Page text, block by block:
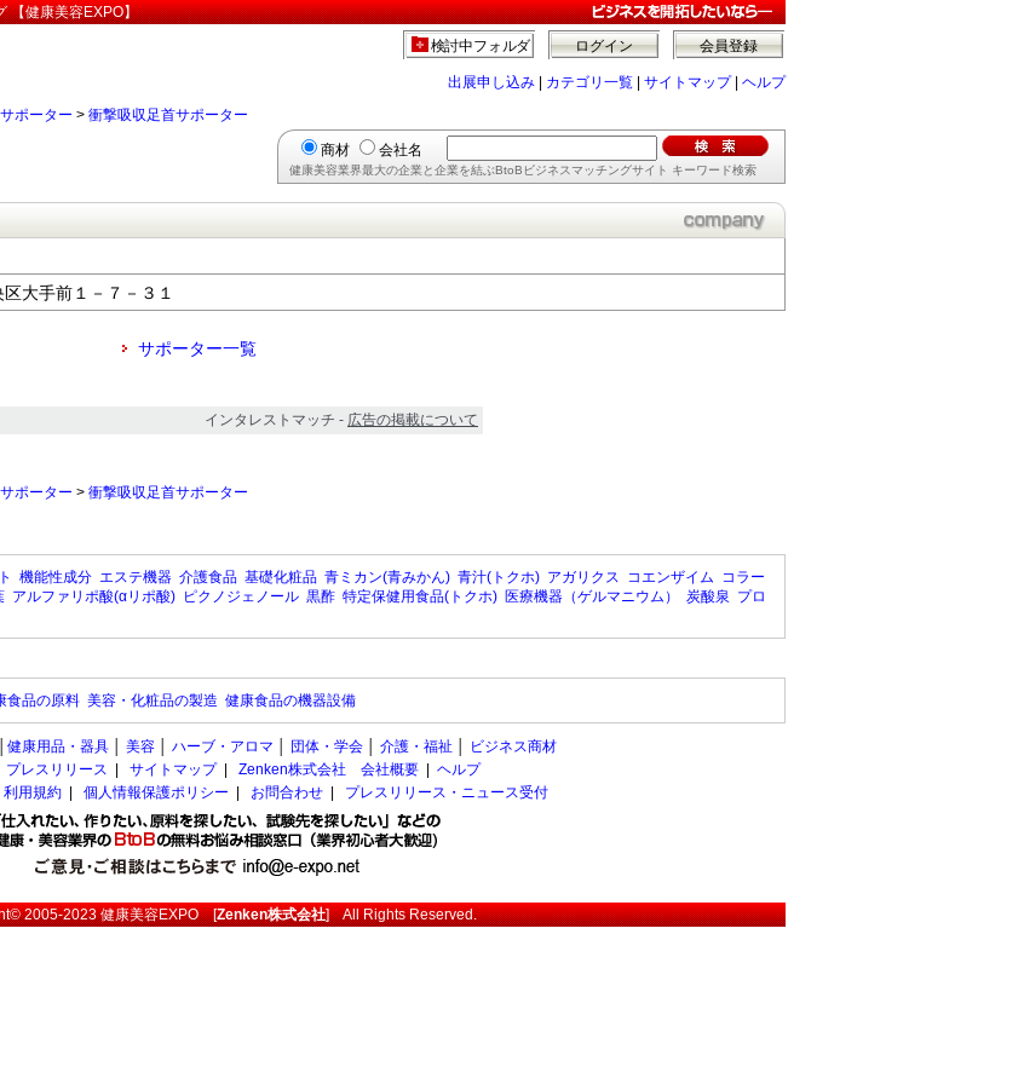
【健康美容EXPO】
会員登録
ログイン
検討中フォルダ
出展申し込み カテゴリ一覧 サイトマップ| ヘルプ
サポーター > 衝撃吸収足首サポーター
商材 会社名
健康美容業界最大の企業と企業を結ぶBtoBビジネスマッチングサイト キーワード検索
大手前１－７－３１
サポーター一覧
インタレストマッチ - 広告の掲載について
サポーター > 衝撃吸収足首サポーター
機能性成分 エステ機器 介護食品 基礎化粧品 青ミカン(青みかん) 青汁(トクホ) アガリクス コエンザイム コラー
アルファリポ酸(αリポ酸) ピクノジェノール 黒酢 特定保健用食品(トクホ) 医療機器（ゲルマニウム） 炭酸泉 プロ
食品の原料 美容・化粧品の製造 健康食品の機器設備
健康用品・器具 美容 ハーブ・アロマ 団体・学会 介護・福祉
ビジネス商材
プレスリリース サイトマップ| Zenken株式会社 会社概要
ヘルプ
利用規約 個人情報保護ポリシー お問合わせ プレスリリース・ニュース受付
2005-2023健康美容EXPO[Zenken株式会社] All Rights Reserved.